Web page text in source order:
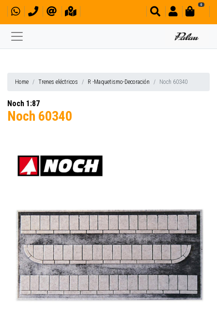
0
Home Trenes eléctricos R -Maquetismo-Decoración Noch 60340
Noch 1:87
Noch 60340